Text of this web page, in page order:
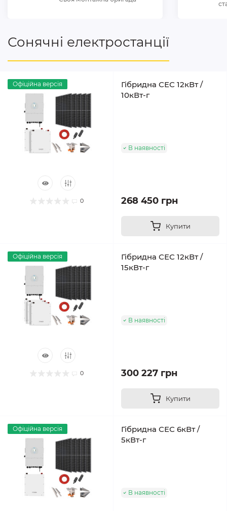
Сонячні електростанції
Офіційна версія
0
Гібридна СЕС 12кВт /
10кВт-г
В наявності
268 450 грн
Купити
Офіційна версія
0
Гібридна СЕС 12кВт /
15кВт-г
В наявності
300 227 грн
Купити
Офіційна версія
Гібридна СЕС 6кВт /
5кВт-г
В наявності